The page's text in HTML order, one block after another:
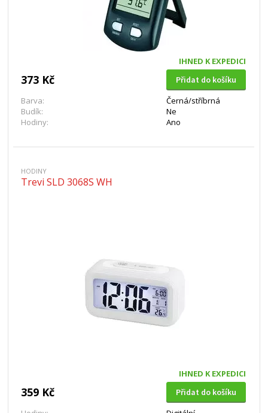
IHNED K EXPEDICI
373 Kč
Přidat do košíku
Barva:
Černá/stříbrná
Budík:
Ne
Hodiny:
Ano
HODINY
Trevi SLD 3068S WH
IHNED K EXPEDICI
359 Kč
Přidat do košíku